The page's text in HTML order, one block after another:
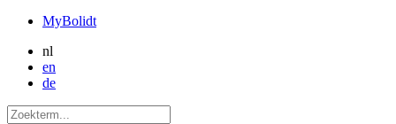
MyBolidt
nl
en
de